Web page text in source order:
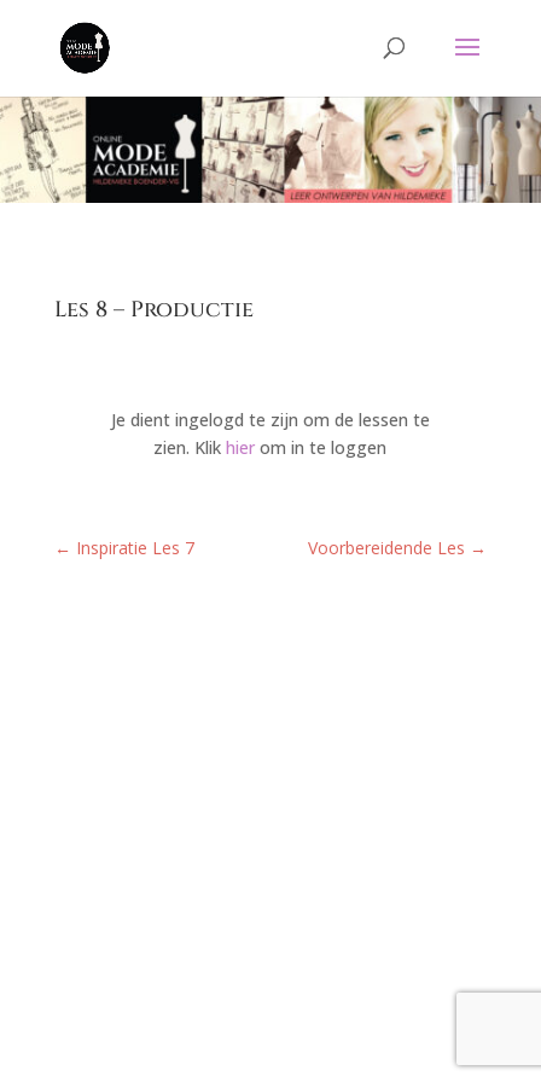
Les 8 – Productie
Je dient ingelogd te zijn om de lessen te
zien. Klikhier om in te loggen
← Inspiratie Les 7 Voorbereidende Les →